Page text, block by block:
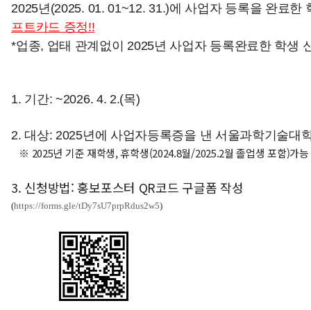
2025년(2025. 01. 01~12. 31.)에 사업자 등록을 완료한
프트카드 증정!!
*업종, 업태 관계없이 2025년 사업자 등록완료한 학생
1. 기간: ~2026. 4. 2.(목)
2. 대상: 2025년에 사업자등록증을 낸 서울과학기술대
※ 2025년 기준 재학생, 휴학생(2024.8월/2025.2월 졸업생 포함)가능
3. 신청방법: 홍보포스터 QR코드 구글폼 작성
(https://forms.gle/tDy7sU7prpRdus2w5)